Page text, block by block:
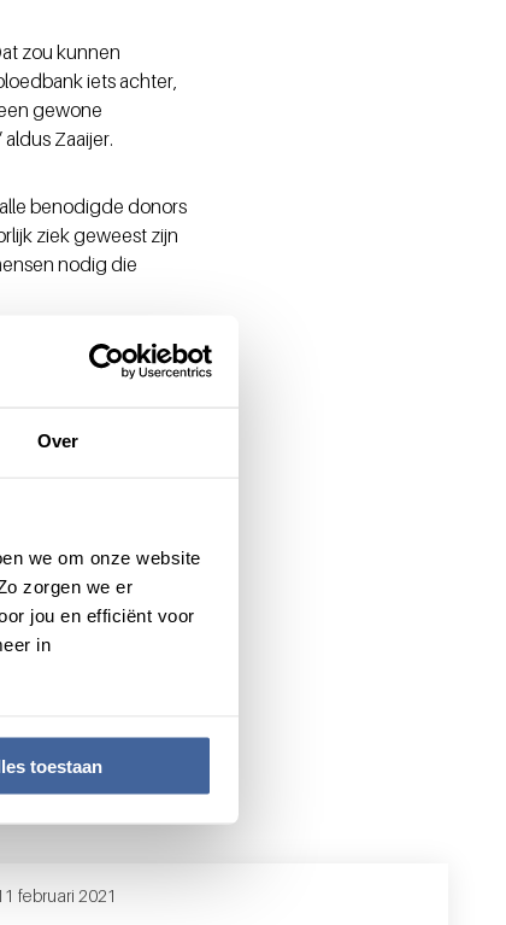
Over
we om onze website
zorgen we er
jou en efficiënt voor
in
toestaan
zou kunnen
iets achter,
gewone
Zaaijer.
benodigde donors
ziek geweest zijn
nodig die
huidige maatregelen
exponentieel kunnen
februari 2021